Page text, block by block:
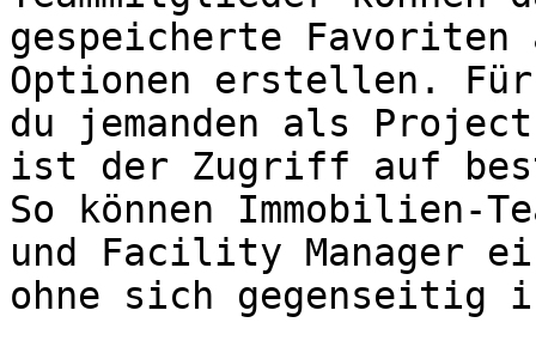
gespeicherte Favoriten
Optionen erstellen.
du jemanden als
ist der Zugriff auf
So können Immobilien-
und Facility Manager
ohne sich